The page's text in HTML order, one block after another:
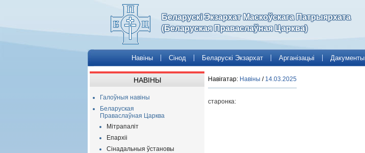
Беларускі Экзархат Маскоўскага Патрыярхата
(Беларуская Праваслаўная Царква)
Навіны Сінод Беларускі Экзархат Арганізацыі Дакументы
НАВІНЫ
Галоўныя навіны
Беларуская
Праваслаўная Царква
Мітрапаліт
Епархіі
Сінадальныя ўстановы
Навігатар: Навіны / 14.03.2025
старонка: